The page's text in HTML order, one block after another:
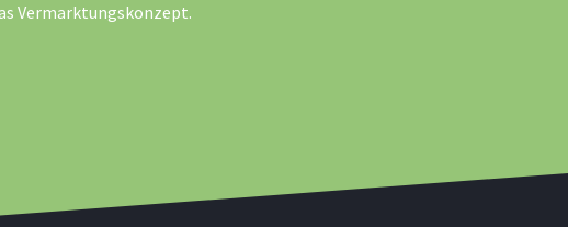
Vermarktungskonzept.